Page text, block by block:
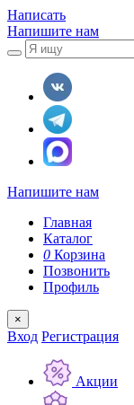
Написать
Напишите нам
Напишите нам
Главная
Каталог
0 Корзина
Позвонить
Профиль
×
Вход Регистрация
Акции